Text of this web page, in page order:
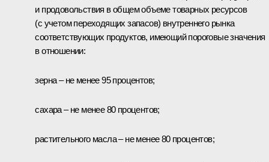
и продовольствия в общем объеме товарных ресурсов
(с учетом переходящих запасов) внутреннего рынка
соответствующих продуктов, имеющий пороговые значения
в отношении:
зерна – не менее 95 процентов;
сахара – не менее 80 процентов;
растительного масла – не менее 80 процентов;